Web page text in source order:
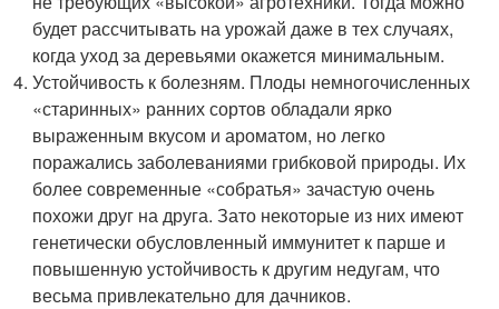
будет рассчитывать на урожай даже в тех случаях,
когда уход за деревьями окажется минимальным.
Устойчивость к болезням. Плоды немногочисленных
«старинных» ранних сортов обладали ярко
выраженным вкусом и ароматом, но легко
поражались заболеваниями грибковой природы. Их
более современные «собратья» зачастую очень
похожи друг на друга. Зато некоторые из них имеют
генетически обусловленный иммунитет к парше и
повышенную устойчивость к другим недугам, что
весьма привлекательно для дачников.